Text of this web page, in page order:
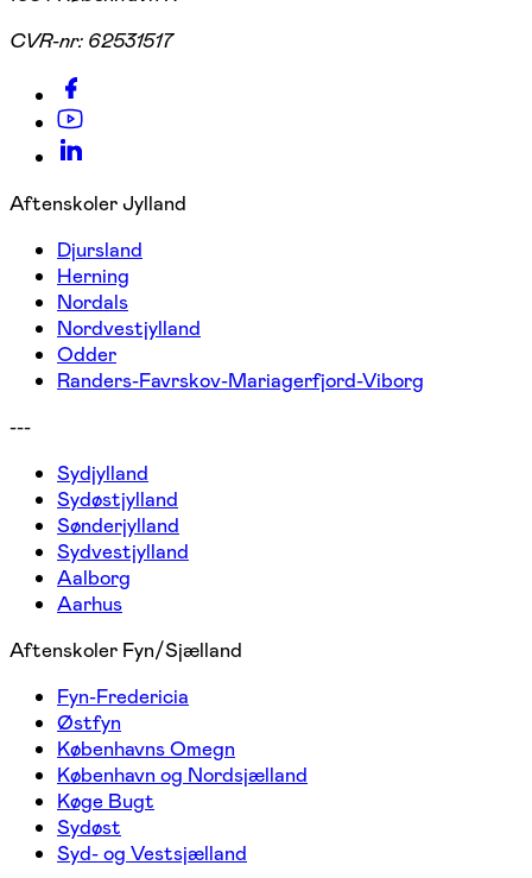
CVR-nr: 62531517
Aftenskoler Jylland
Djursland
Herning
Nordals
Nordvestjylland
Odder
Randers-Favrskov-Mariagerfjord-Viborg
---
Sydjylland
Sydøstjylland
Sønderjylland
Sydvestjylland
Aalborg
Aarhus
Aftenskoler Fyn/Sjælland
Fyn-Fredericia
Østfyn
Københavns Omegn
København og Nordsjælland
Køge Bugt
Sydøst
Syd- og Vestsjælland